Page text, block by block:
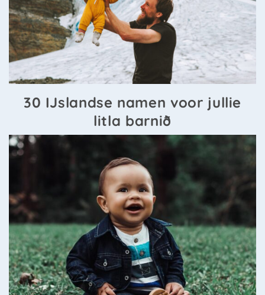
30 IJslandse namen voor jullie
litla barnið